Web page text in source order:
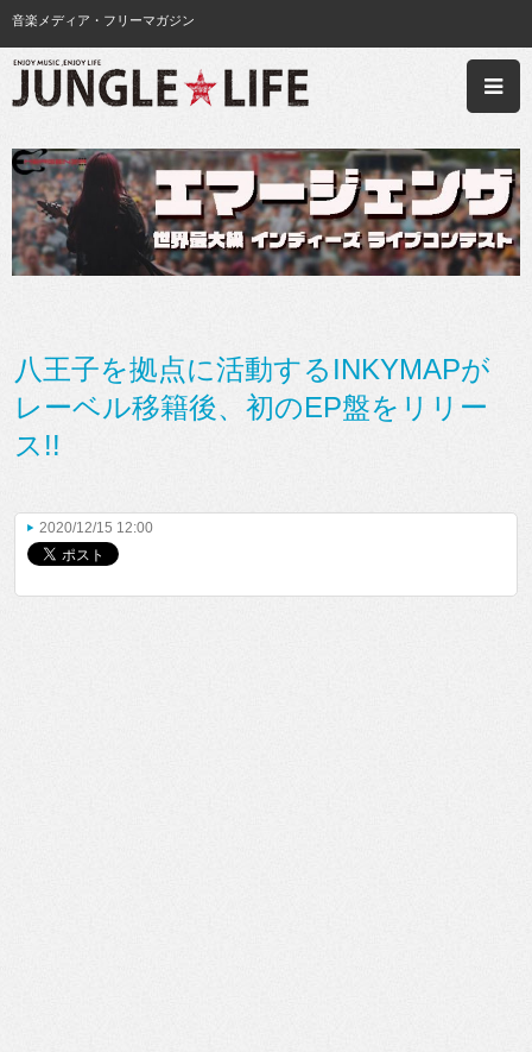
音楽メディア・フリーマガジン
八王子を拠点に活動するINKYMAPが
レーベル移籍後、初のEP盤をリリー
ス!!
2020/12/15 12:00